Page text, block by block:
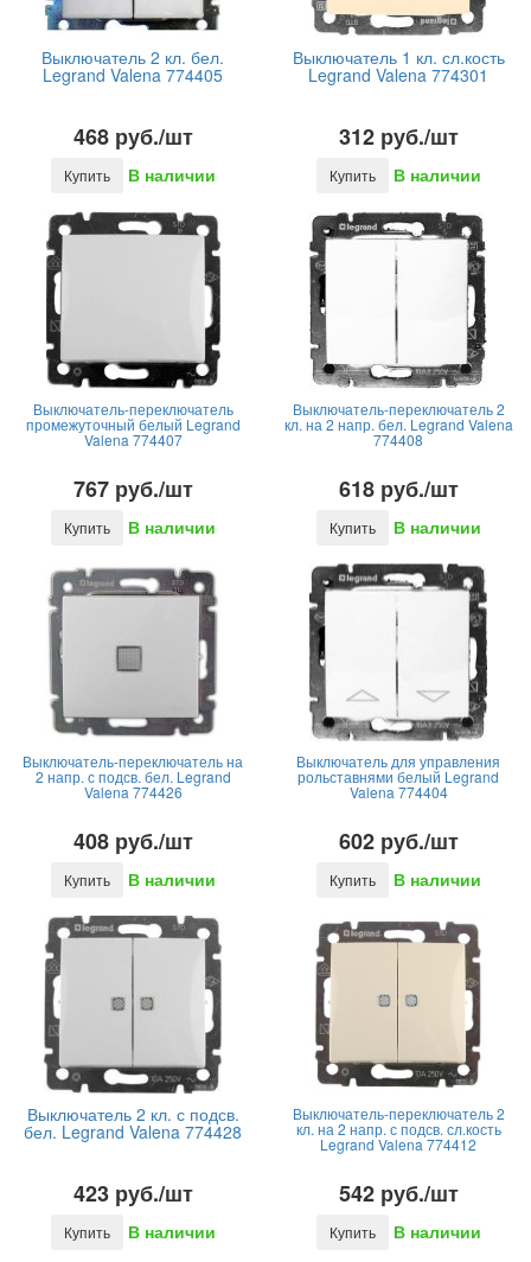
Выключатель 2 кл. бел.
Legrand Valena 774405
468 руб./шт
Купить В наличии
Выключатель 1 кл. сл.кость
Legrand Valena 774301
312 руб./шт
Купить В наличии
Выключатель-переключатель
промежуточный белый Legrand
Valena 774407
767 руб./шт
Купить В наличии
Выключатель-переключатель 2
кл. на 2 напр. бел. Legrand Valena
774408
618 руб./шт
Купить В наличии
Выключатель-переключатель на
2 напр. с подсв. бел. Legrand
Valena 774426
408 руб./шт
Купить В наличии
Выключатель для управления
рольставнями белый Legrand
Valena 774404
602 руб./шт
Купить В наличии
Выключатель 2 кл. с подсв.
бел. Legrand Valena 774428
423 руб./шт
Купить В наличии
Выключатель-переключатель 2
кл. на 2 напр. с подсв. сл.кость
Legrand Valena 774412
542 руб./шт
Купить В наличии